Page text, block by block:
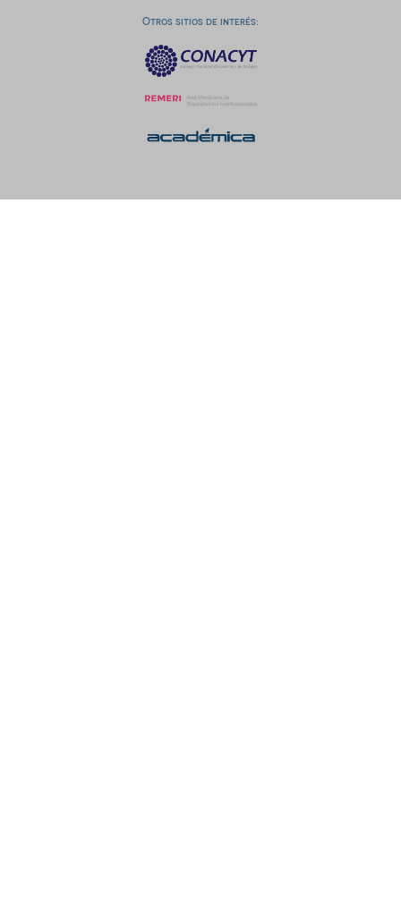
Otros sitios de interés: